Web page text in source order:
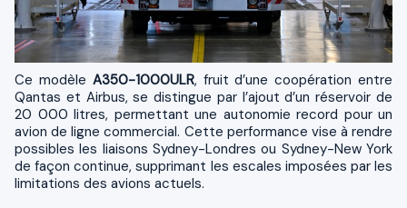
Ce modèle A350-1000ULR, fruit d’une coopération entre
Qantas et Airbus, se distingue par l’ajout d’un réservoir de
20 000 litres, permettant une autonomie record pour un
avion de ligne commercial. Cette performance vise à rendre
possibles les liaisons Sydney-Londres ou Sydney-New York
de façon continue, supprimant les escales imposées par les
limitations des avions actuels.